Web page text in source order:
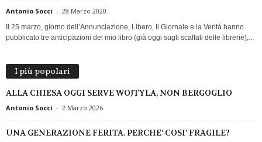
Antonio Socci - 28 Marzo 2020
Il 25 marzo, giorno dell’Annunciazione, Libero, Il Giornale e la Verità hanno
pubblicato tre anticipazioni del mio libro (già oggi sugli scaffali delle librerie),...
I più popolari
ALLA CHIESA OGGI SERVE WOJTYLA, NON BERGOGLIO
Antonio Socci - 2 Marzo 2026
UNA GENERAZIONE FERITA. PERCHE’ COSI’ FRAGILE?